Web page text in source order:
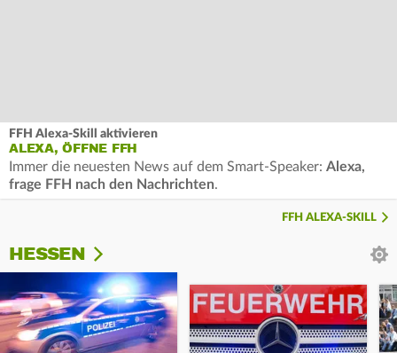
FFH Alexa-Skill aktivieren
ALEXA, ÖFFNE FFH
Immer die neuesten News auf dem Smart-Speaker: Alexa,
frage FFH nach den Nachrichten.
FFH ALEXA-SKILL
HESSEN